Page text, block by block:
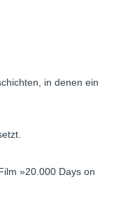
in denen ein
»20.000 Days on